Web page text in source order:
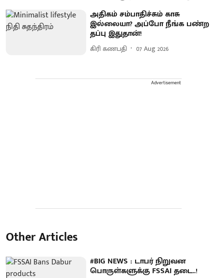
அதிகம் சம்பாதிச்சும் காசு
இல்லையா? அப்போ நீங்க பண்ற
தப்பு இதுதான்!
கிரி கணபதி 07 Aug 2026
Advertisement
Other Articles
#BIG NEWS : டாபர் நிறுவன
பொருள்களுக்கு FSSAI தடை..!